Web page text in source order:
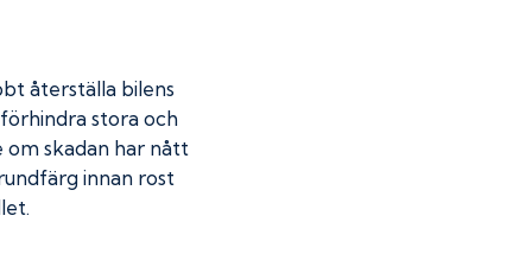
återställa bilens
stora och
skadan har nått
innan rost